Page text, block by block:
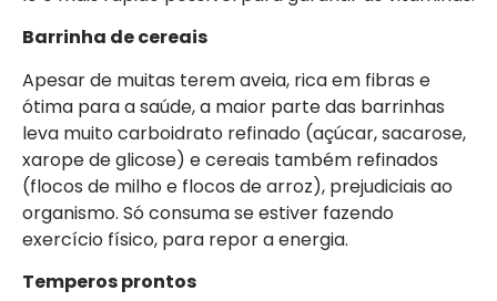
Barrinha de cereais
Apesar de muitas terem aveia, rica em fibras e
ótima para a saúde, a maior parte das barrinhas
leva muito carboidrato refinado (açúcar, sacarose,
xarope de glicose) e cereais também refinados
(flocos de milho e flocos de arroz), prejudiciais ao
organismo. Só consuma se estiver fazendo
exercício físico, para repor a energia.
Temperos prontos